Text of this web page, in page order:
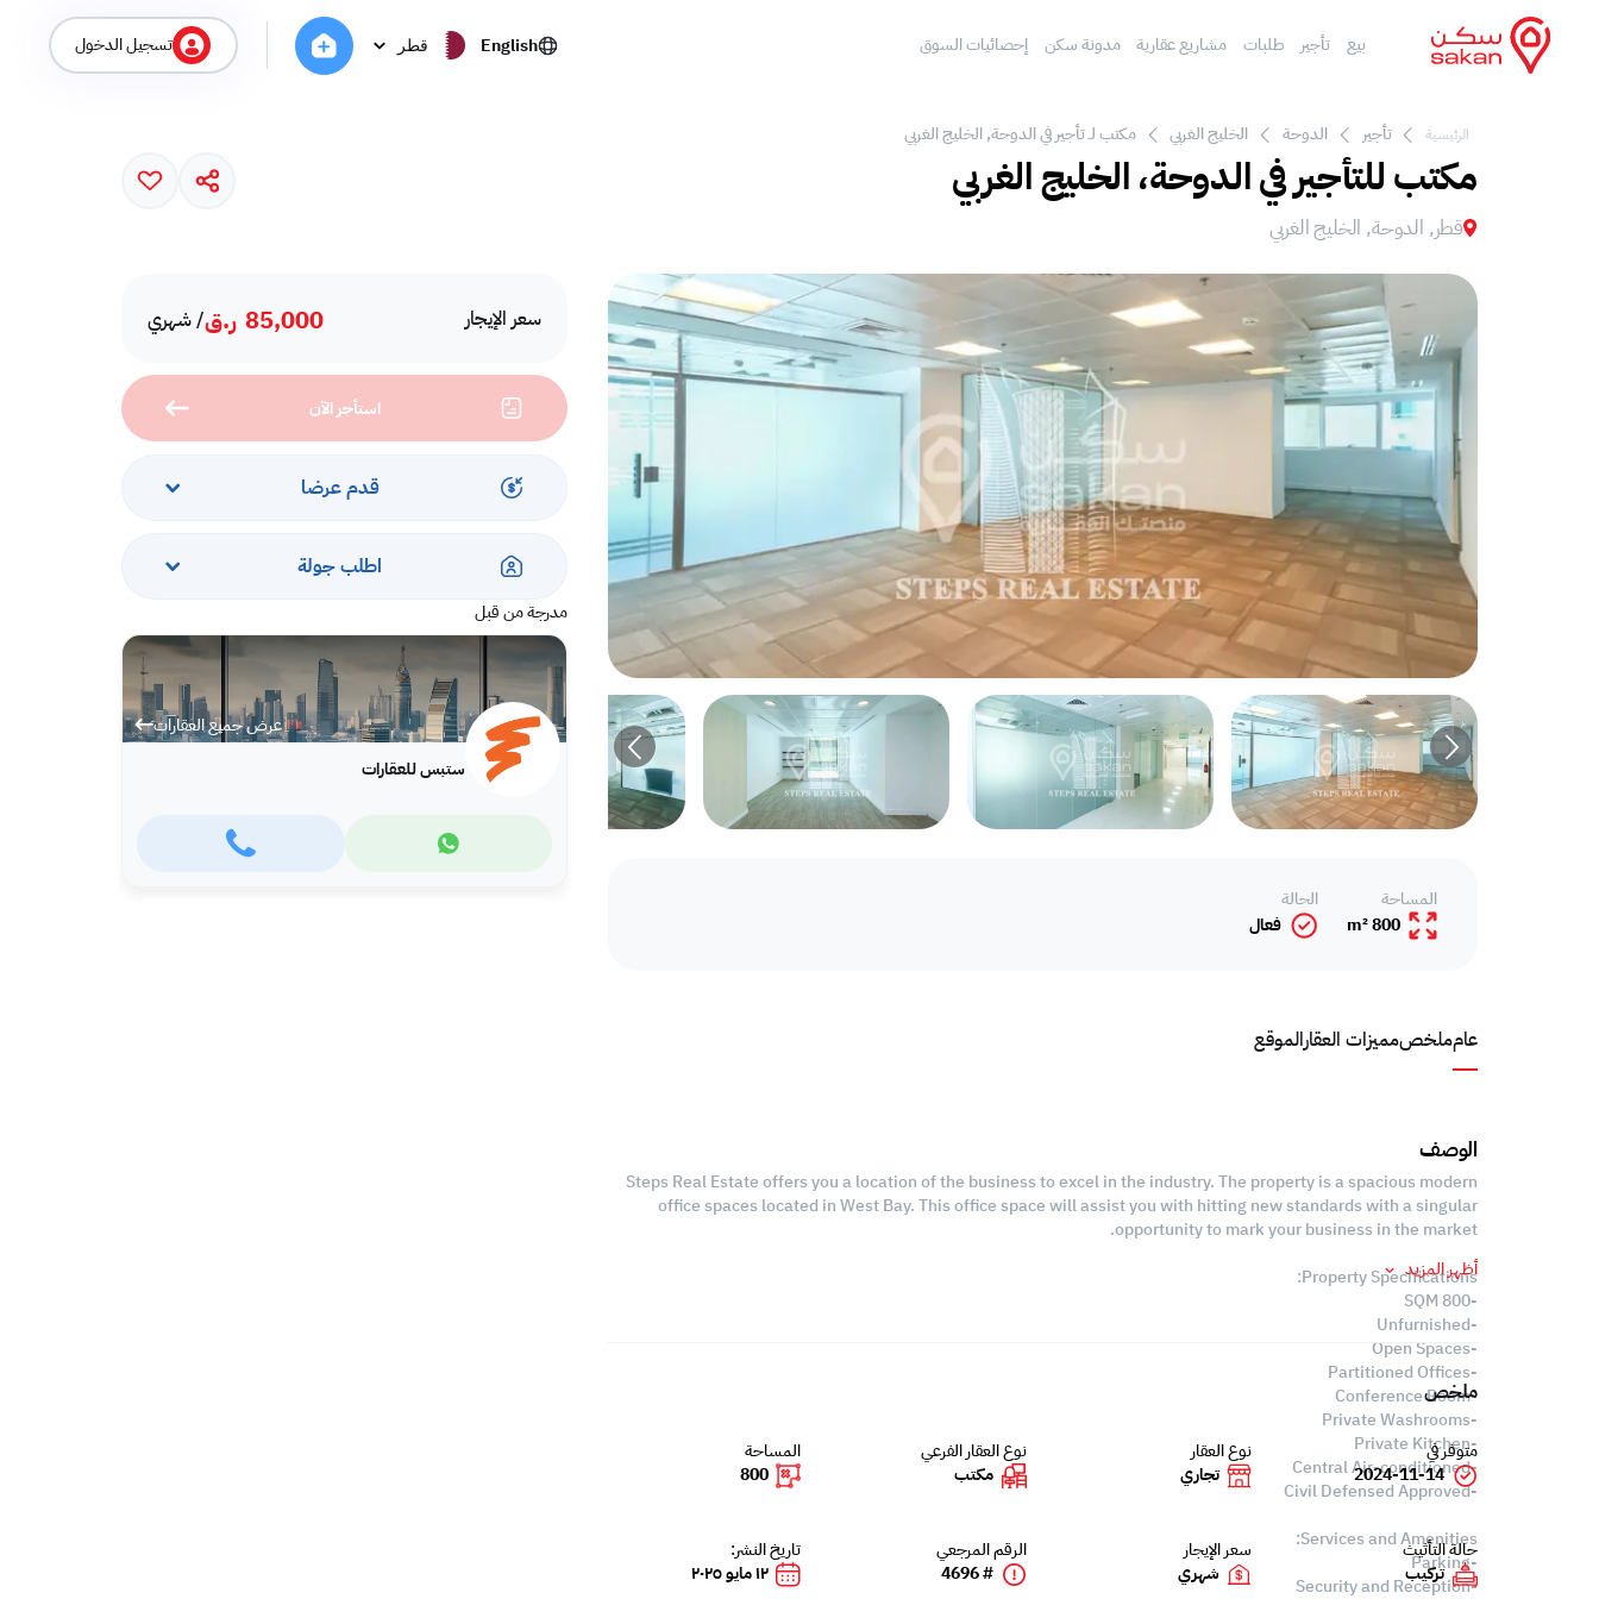
بيع تأجير طلبات مشاريع عقارية مدونة سكن إحصائيات السوق English قطر تسجيل الدخول
الرئيسية تأجير الدوحة الخليج الغربي مكتب لـ تأجير في الدوحة, الخليج الغربي
مكتب للتأجير في الدوحة، الخليج الغربي
قطر, الدوحة, الخليج الغربي
سعر الإيجار 85,000 ر.ق/ شهري
استأجر الآن
قدم عرضا
اطلب جولة
مدرجة من قبل
عرض جميع العقارات
ستبس للعقارات
عامملخصمميزات العقارالموقع
المساحة
800 m²
الحالة
فعال
الوصف
Steps Real Estate offers you a location of the business to excel in the industry. The property is a spacious modern
office spaces located in West Bay. This office space will assist you with hitting new standards with a singular
opportunity to mark your business in the market.
Property Specifications:
-800 SQM
-Unfurnished
-Open Spaces
-Partitioned Offices
-Conference Room
-Private Washrooms
-Private Kitchen
-Central Air-conditioned
-Civil Defensed Approved
Services and Amenities:
-Parking
-Security and Reception
أظهر المزيد
ملخص
متوفر في
2024-11-14
نوع العقار
تجاري
نوع العقار الفرعي
مكتب
المساحة
800
حالة التأثيث
تركيب
سعر الإيجار
شهري
الرقم المرجعي
# 4696
تاريخ النشر:
١٢ مايو ٢٠٢٥